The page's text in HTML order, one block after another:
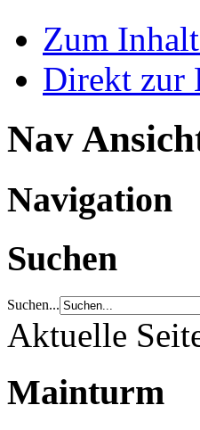
Zum
Direkt zur
Nav
Navigation
Suchen
Suchen...
Aktuelle
Mainturm